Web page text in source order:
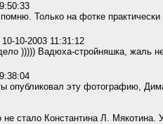
Только на фотке
| 10-10-2003 11:31:12
))))) Вадюха-стройняшка, жаль
опубликовал эту фотографию,
стало Константина Л. Мякотина.